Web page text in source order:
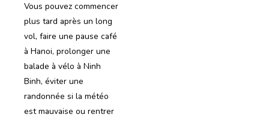
Vous pouvez commencer
plus tard après un long
vol, faire une pause café
à Hanoi, prolonger une
balade à vélo à Ninh
Binh, éviter une
randonnée si la météo
est mauvaise ou rentrer